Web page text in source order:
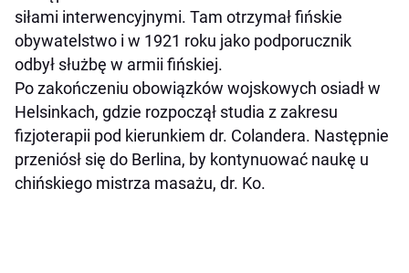
siłami interwencyjnymi. Tam otrzymał fińskie
obywatelstwo i w 1921 roku jako podporucznik
odbył służbę w armii fińskiej.
Po zakończeniu obowiązków wojskowych osiadł w
Helsinkach, gdzie rozpoczął studia z zakresu
fizjoterapii pod kierunkiem dr. Colandera. Następnie
przeniósł się do Berlina, by kontynuować naukę u
chińskiego mistrza masażu, dr. Ko.